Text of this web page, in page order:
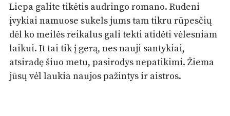
Liepa galite tikėtis audringo romano. Rudeni
įvykiai namuose sukels jums tam tikru rūpesčių
dėl ko meilės reikalus gali tekti atidėti vėlesniam
laikui. It tai tik į gerą, nes nauji santykiai,
atsiradę šiuo metu, pasirodys nepatikimi. Žiema
jūsų vėl laukia naujos pažintys ir aistros.